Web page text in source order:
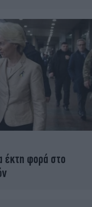
έκτη φορά στο